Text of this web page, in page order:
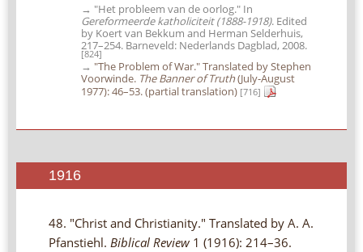
→ "Het probleem van de oorlog." In
Gereformeerde katholiciteit (1888-1918). Edited
by Koert van Bekkum and Herman Selderhuis,
217–254. Barneveld: Nederlands Dagblad, 2008.
[824]
→ "The Problem of War." Translated by Stephen
Voorwinde. The Banner of Truth(July-August
1977): 46–53. (partial translation) [716]
1916
48. "Christ and Christianity." Translated by A. A.
Pfanstiehl. Biblical Review 1 (1916): 214–36.